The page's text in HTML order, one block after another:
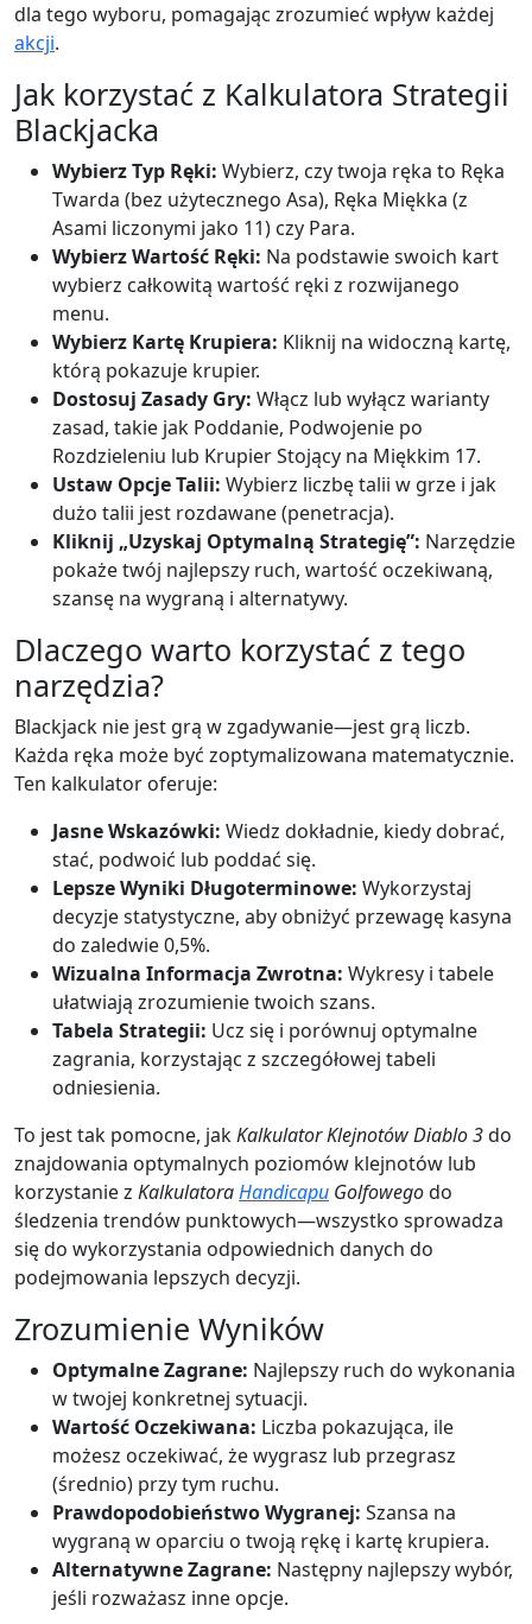
dla tego wyboru, pomagając zrozumieć wpływ każdej
akcji.
Jak korzystać z Kalkulatora Strategii
Blackjacka
Wybierz Typ Ręki: Wybierz, czy twoja ręka to Ręka
Twarda (bez użytecznego Asa), Ręka Miękka (z
Asami liczonymi jako 11) czy Para.
Wybierz Wartość Ręki: Na podstawie swoich kart
wybierz całkowitą wartość ręki z rozwijanego
menu.
Wybierz Kartę Krupiera: Kliknij na widoczną kartę,
którą pokazuje krupier.
Dostosuj Zasady Gry: Włącz lub wyłącz warianty
zasad, takie jak Poddanie, Podwojenie po
Rozdzieleniu lub Krupier Stojący na Miękkim 17.
Ustaw Opcje Talii: Wybierz liczbę talii w grze i jak
dużo talii jest rozdawane (penetracja).
Kliknij „Uzyskaj Optymalną Strategię”: Narzędzie
pokaże twój najlepszy ruch, wartość oczekiwaną,
szansę na wygraną i alternatywy.
Dlaczego warto korzystać z tego
narzędzia?
Blackjack nie jest grą w zgadywanie—jest grą liczb.
Każda ręka może być zoptymalizowana matematycznie.
Ten kalkulator oferuje:
Jasne Wskazówki: Wiedz dokładnie, kiedy dobrać,
stać, podwoić lub poddać się.
Lepsze Wyniki Długoterminowe: Wykorzystaj
decyzje statystyczne, aby obniżyć przewagę kasyna
do zaledwie 0,5%.
Wizualna Informacja Zwrotna: Wykresy i tabele
ułatwiają zrozumienie twoich szans.
Tabela Strategii: Ucz się i porównuj optymalne
zagrania, korzystając z szczegółowej tabeli
odniesienia.
To jest tak pomocne, jakKalkulator Klejnotów Diablo 3do
znajdowania optymalnych poziomów klejnotów lub
korzystanie z KalkulatoraHandicapu Golfowegodo
śledzenia trendów punktowych—wszystko sprowadza
się do wykorzystania odpowiednich danych do
podejmowania lepszych decyzji.
Zrozumienie Wyników
Optymalne Zagrane: Najlepszy ruch do wykonania
w twojej konkretnej sytuacji.
Wartość Oczekiwana: Liczba pokazująca, ile
możesz oczekiwać, że wygrasz lub przegrasz
(średnio) przy tym ruchu.
Prawdopodobieństwo Wygranej: Szansa na
wygraną w oparciu o twoją rękę i kartę krupiera.
Alternatywne Zagrane: Następny najlepszy wybór,
jeśli rozważasz inne opcje.